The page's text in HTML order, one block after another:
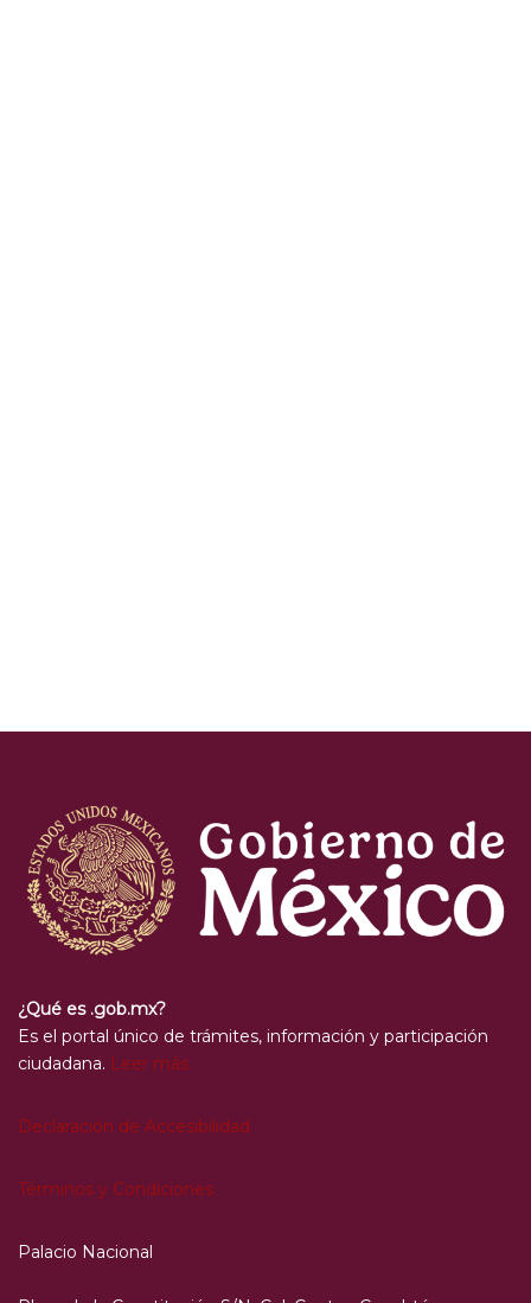
¿Qué es .gob.mx?
Es el portal único de trámites, información y participación
ciudadana. Leer más
Declaración de Accesibilidad
Términos y Condiciones
Palacio Nacional